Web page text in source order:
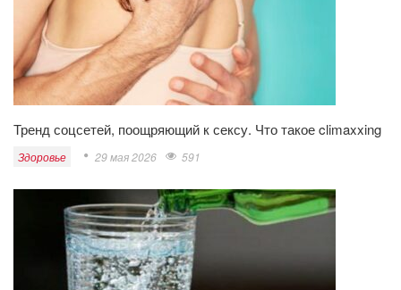
Тренд соцсетей, поощряющий к сексу. Что такое climaxxing
Здоровье 29 мая 2026 591